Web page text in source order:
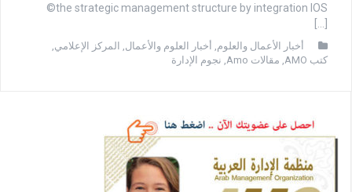
the strategic management structure by integration IOS©
[…]
أخبار الأعمال والعلوم, أخبار العلوم والأعمال , المركز الإعلامي ,
كتب AMO
, مقالات Amo , نجوم الإدارة